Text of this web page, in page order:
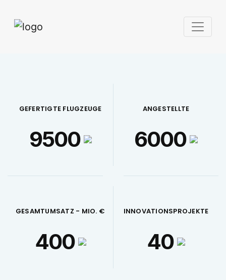
GEFERTIGTE FLUGZEUGE
9500
ANGESTELLTE
6000
GESAMTUMSATZ - MIO. €
400
INNOVATIONSPROJEKTE
40